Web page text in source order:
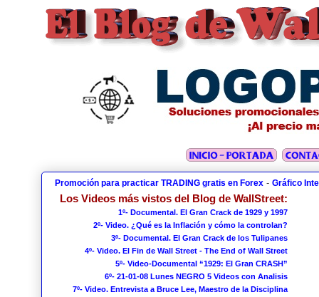
Promoción para practicar TRADING gratis en Forex - Gráfico
Los Videos más vistos del Blog de WallStreet:
1º- Documental. El Gran Crack de 1929 y 1997
2º- Video. ¿Qué es la Inflación y cómo la controlan?
3º- Documental. El Gran Crack de los Tulipanes
4º- Video. El Fin de Wall Street - The End of Wall Street
5º- Video-Documental “1929: El Gran CRASH”
6º- 21-01-08 Lunes NEGRO 5 Videos con Analisis
7º- Video. Entrevista a Bruce Lee, Maestro de la Disciplina